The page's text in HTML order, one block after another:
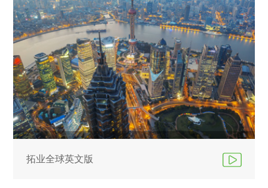
拓业全球英文版